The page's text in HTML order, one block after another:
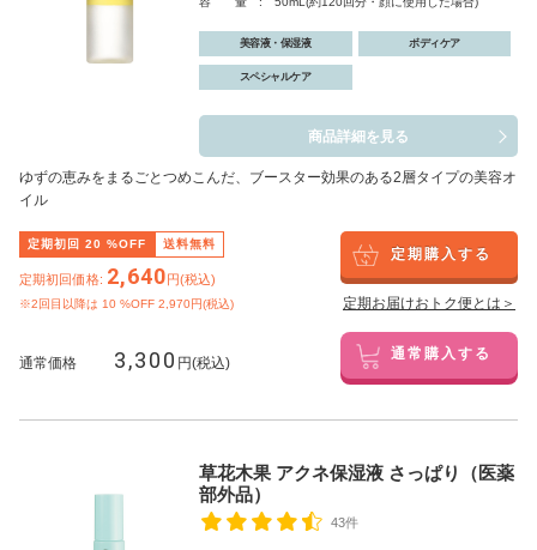
美容液・保湿液 ボディケア
スペシャルケア
商品詳細を見る
ゆずの恵みをまるごとつめこんだ、ブースター効果のある2層タイプの美容オ
イル
定期初回 20 %OFF 送料無料
定期初回価格: 2,640円(税込)
※2回目以降は 10 %OFF 2,970円(税込)
定期購入する
定期お届けおトク便とは＞
通常価格 3,300 円(税込) 通常購入する
草花木果 アクネ保湿液 さっぱり（医薬
部外品）
43件